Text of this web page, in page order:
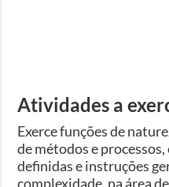
Atividades a
Exerce funções de
de métodos e
definidas e instruções
complexidade, na área